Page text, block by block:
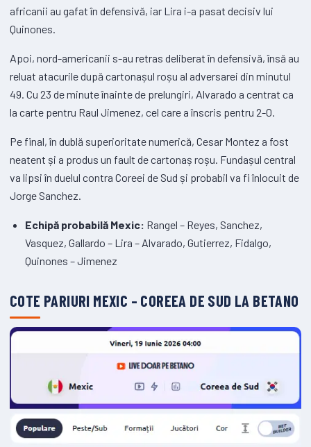
africanii au gafat în defensivă, iar Lira i-a pasat decisiv lui
Quinones.
Apoi, nord-americanii s-au retras deliberat în defensivă, însă au
reluat atacurile după cartonașul roșu al adversarei din minutul
49. Cu 23 de minute înainte de prelungiri, Alvarado a centrat ca
la carte pentru Raul Jimenez, cel care a înscris pentru 2-0.
Pe final, în dublă superioritate numerică, Cesar Montez a fost
neatent și a produs un fault de cartonaș roșu. Fundașul central
va lipsi în duelul contra Coreei de Sud și probabil va fi înlocuit de
Jorge Sanchez.
Echipă probabilă Mexic: Rangel – Reyes, Sanchez,
Vasquez, Gallardo – Lira – Alvarado, Gutierrez, Fidalgo,
Quinones – Jimenez
COTE PARIURI MEXIC – COREEA DE SUD LA BETANO